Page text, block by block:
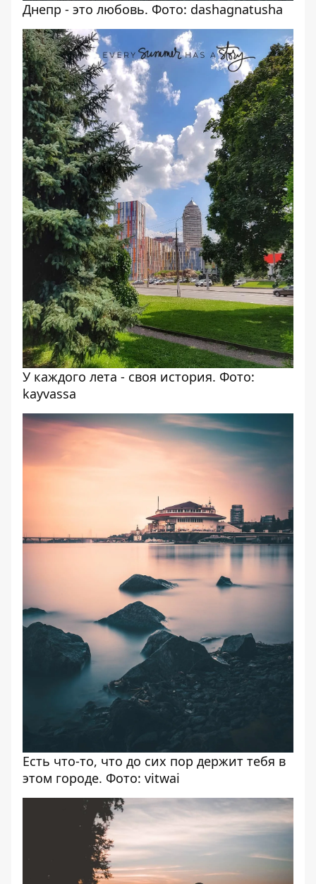
Днепр - это любовь. Фото: dashagnatusha
У каждого лета - своя история. Фото:
kayvassa
Есть что-то, что до сих пор держит тебя в
этом городе. Фото: vitwai